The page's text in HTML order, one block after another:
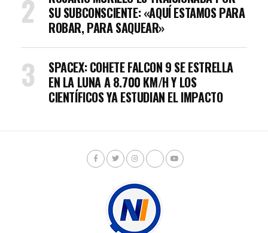
SU SUBCONSCIENTE: «AQUÍ ESTAMOS PARA
ROBAR, PARA SAQUEAR»
SPACEX: COHETE FALCON 9 SE ESTRELLA
EN LA LUNA A 8.700 KM/H Y LOS
CIENTÍFICOS YA ESTUDIAN EL IMPACTO